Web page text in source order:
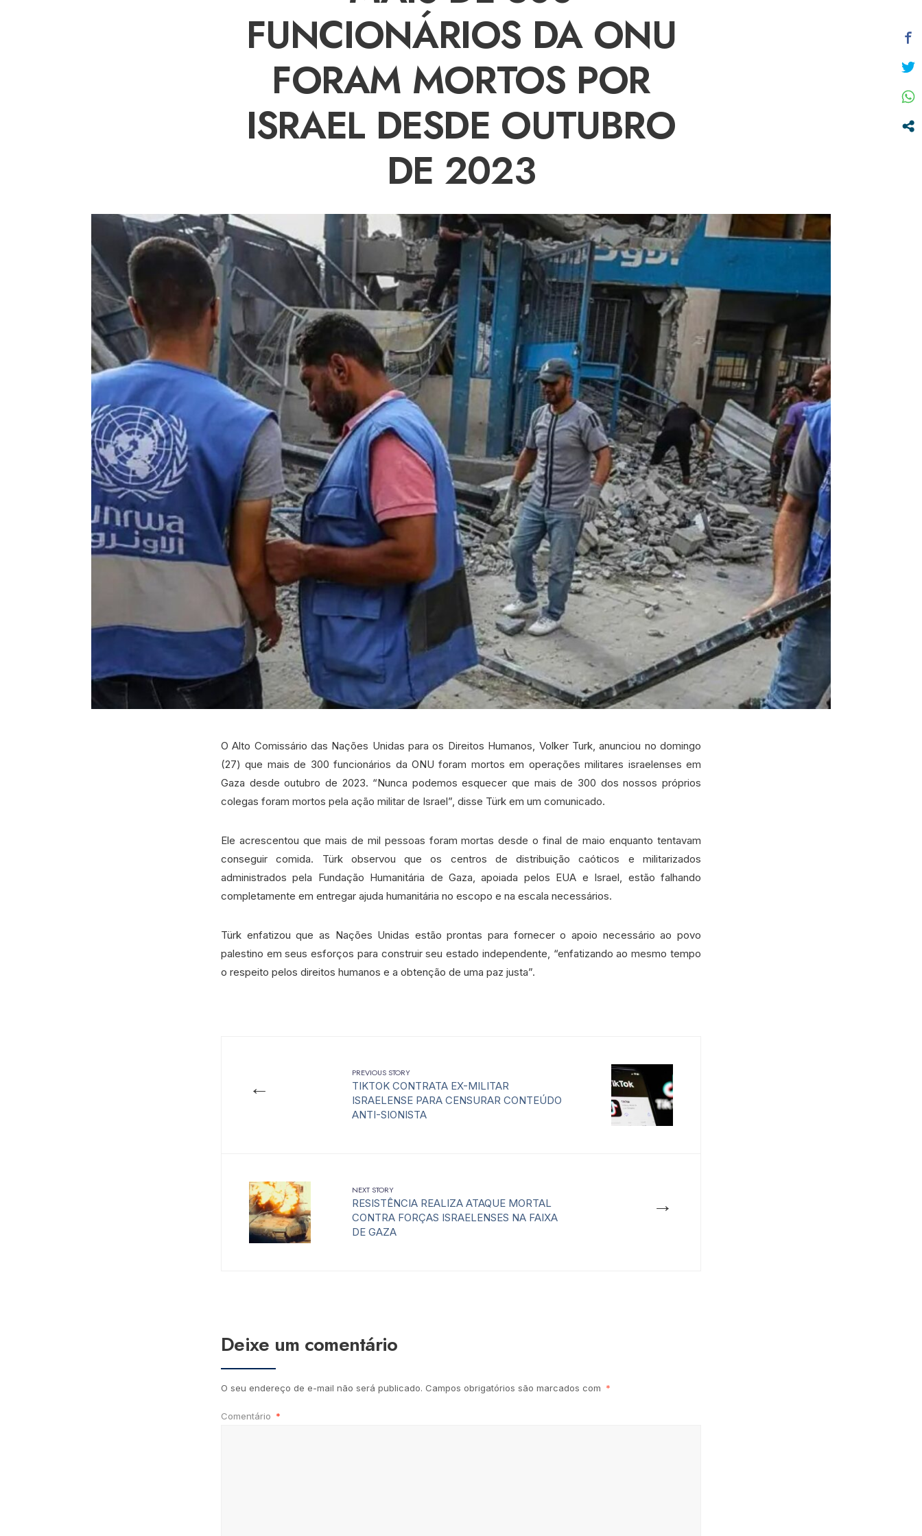
FUNCIONÁRIOS DA ONU
FORAM MORTOS POR
ISRAEL DESDE OUTUBRO
DE 2023
O Alto Comissário das Nações Unidas para os Direitos Humanos, Volker Turk, anunciou no domingo
(27) que mais de 300 funcionários da ONU foram mortos em operações militares israelenses em
Gaza desde outubro de 2023. “Nunca podemos esquecer que mais de 300 dos nossos próprios
colegas foram mortos pela ação militar de Israel”, disse Türk em um comunicado.
Ele acrescentou que mais de mil pessoas foram mortas desde o final de maio enquanto tentavam
conseguir comida. Türk observou que os centros de distribuição caóticos e militarizados
administrados pela Fundação Humanitária de Gaza, apoiada pelos EUA e Israel, estão falhando
completamente em entregar ajuda humanitária no escopo e na escala necessários.
Türk enfatizou que as Nações Unidas estão prontas para fornecer o apoio necessário ao povo
palestino em seus esforços para construir seu estado independente, “enfatizando ao mesmo tempo
o respeito pelos direitos humanos e a obtenção de uma paz justa”.
←
PREVIOUS STORY
TIKTOK CONTRATA EX-MILITAR
ISRAELENSE PARA CENSURAR CONTEÚDO
ANTI-SIONISTA
→
NEXT STORY
RESISTÊNCIA REALIZA ATAQUE MORTAL
CONTRA FORÇAS ISRAELENSES NA FAIXA
DE GAZA
Deixe um comentário
O seu endereço de e-mail não será publicado. Campos obrigatórios são marcados com *
Comentário *